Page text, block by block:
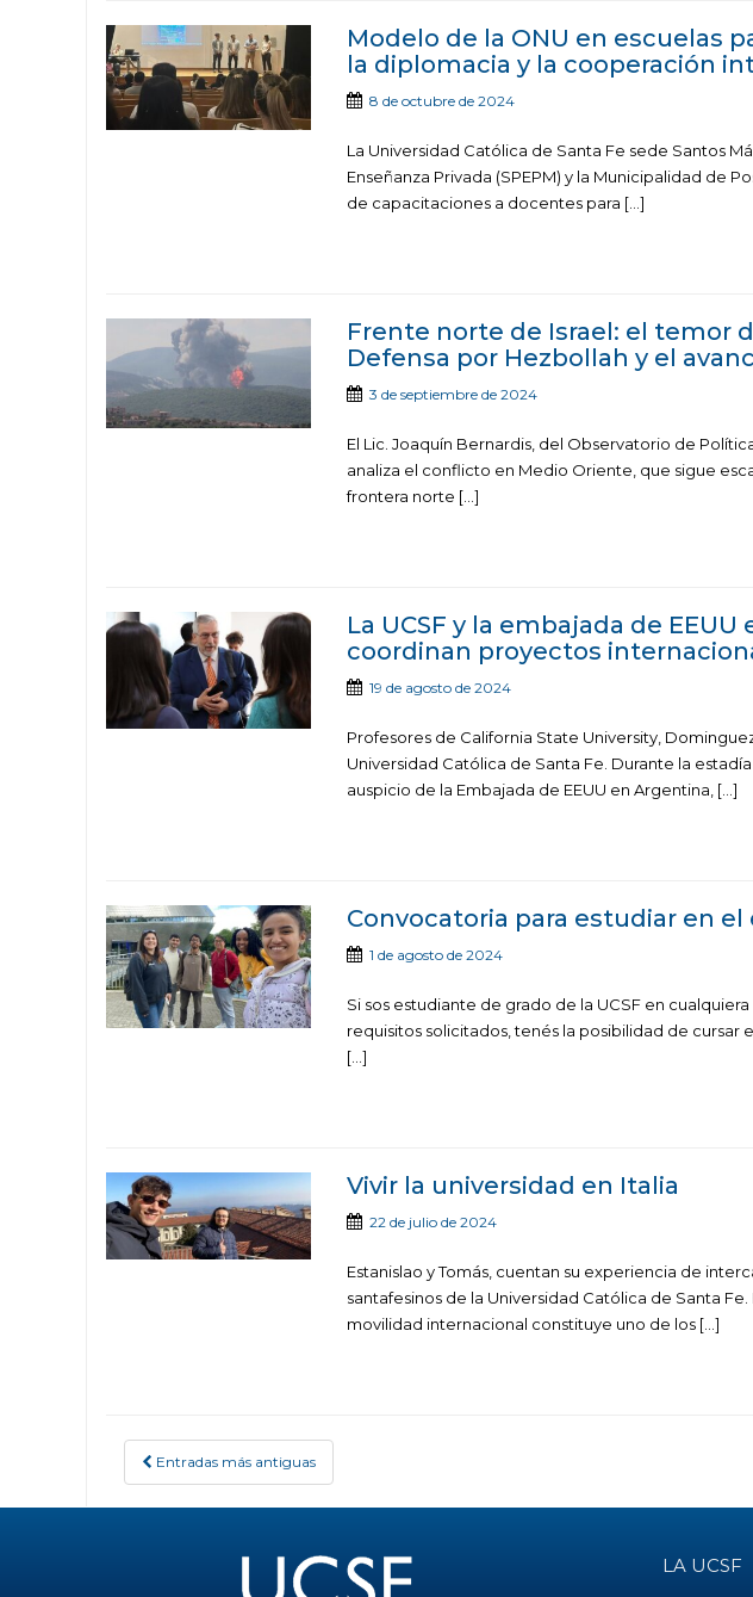
Modelo de la ONU en escuelas
la diplomacia y la cooperación
8 de octubre de 2024
La Universidad Católica de Santa Fe sede Santos
Enseñanza Privada (SPEPM) y la Municipalidad de
de capacitaciones a docentes para […]
Frente norte de Israel: el temor
Defensa por Hezbollah y el
3 de septiembre de 2024
El Lic. Joaquín Bernardis, del Observatorio de
analiza el conflicto en Medio Oriente, que sigue
frontera norte […]
La UCSF y la embajada de
coordinan proyectos
19 de agosto de 2024
Profesores de California State University,
Universidad Católica de Santa Fe. Durante la
auspicio de la Embajada de EEUU en Argentina, […]
Convocatoria para estudiar en el
1 de agosto de 2024
Si sos estudiante de grado de la UCSF en
requisitos solicitados, tenés la posibilidad de cursar
[…]
Vivir la universidad en Italia
22 de julio de 2024
Estanislao y Tomás, cuentan su experiencia de
santafesinos de la Universidad Católica de Santa
movilidad internacional constituye uno de los […]
POSTS NAVIGATION
Entradas más antiguas
LA UCSF